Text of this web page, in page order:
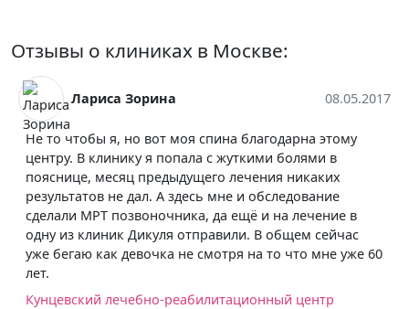
Отзывы о клиниках в Москве:
Лариса Зорина 08.05.2017
Не то чтобы я, но вот моя спина благодарна этому
центру. В клинику я попала с жуткими болями в
пояснице, месяц предыдущего лечения никаких
результатов не дал. А здесь мне и обследование
сделали МРТ позвоночника, да ещё и на лечение в
одну из клиник Дикуля отправили. В общем сейчас
уже бегаю как девочка не смотря на то что мне уже 60
лет.
Кунцевский лечебно-реабилитационный центр